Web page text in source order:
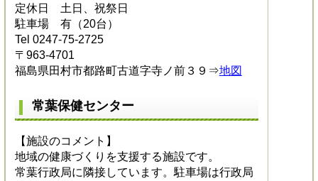
定休日 土日、祝祭日
駐車場 有（20台）
Tel 0247-75-2725
〒963-4701
福島県田村市都路町古道字寺ノ前３９⇒地図
常葉保健センター
【施設のコメント】
地域の健康づくりを支援する施設です。
常葉行政局に隣接しています。駐車場は行政局